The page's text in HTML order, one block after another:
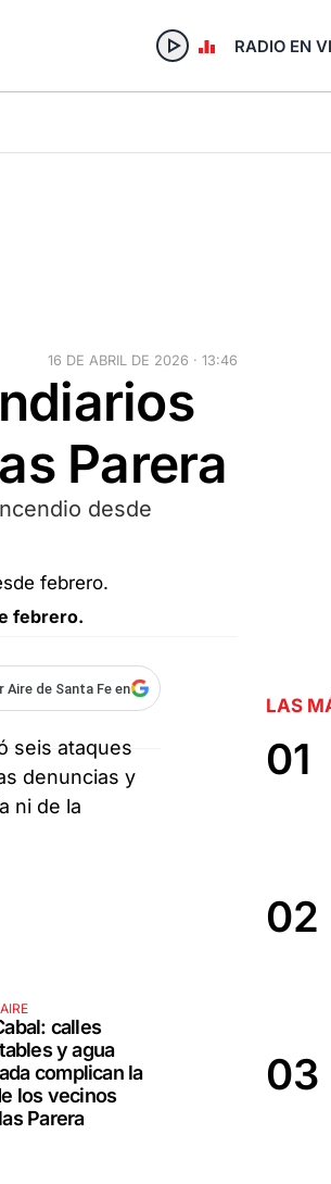
RADIO EN
16 DE ABRIL DE 2026 · 13:46
Parera
desde
febrero.
Aire de Santa Fe en
seis ataques
denuncias y
ni de la
calles
y agua
complican la
los vecinos
Parera
LAS